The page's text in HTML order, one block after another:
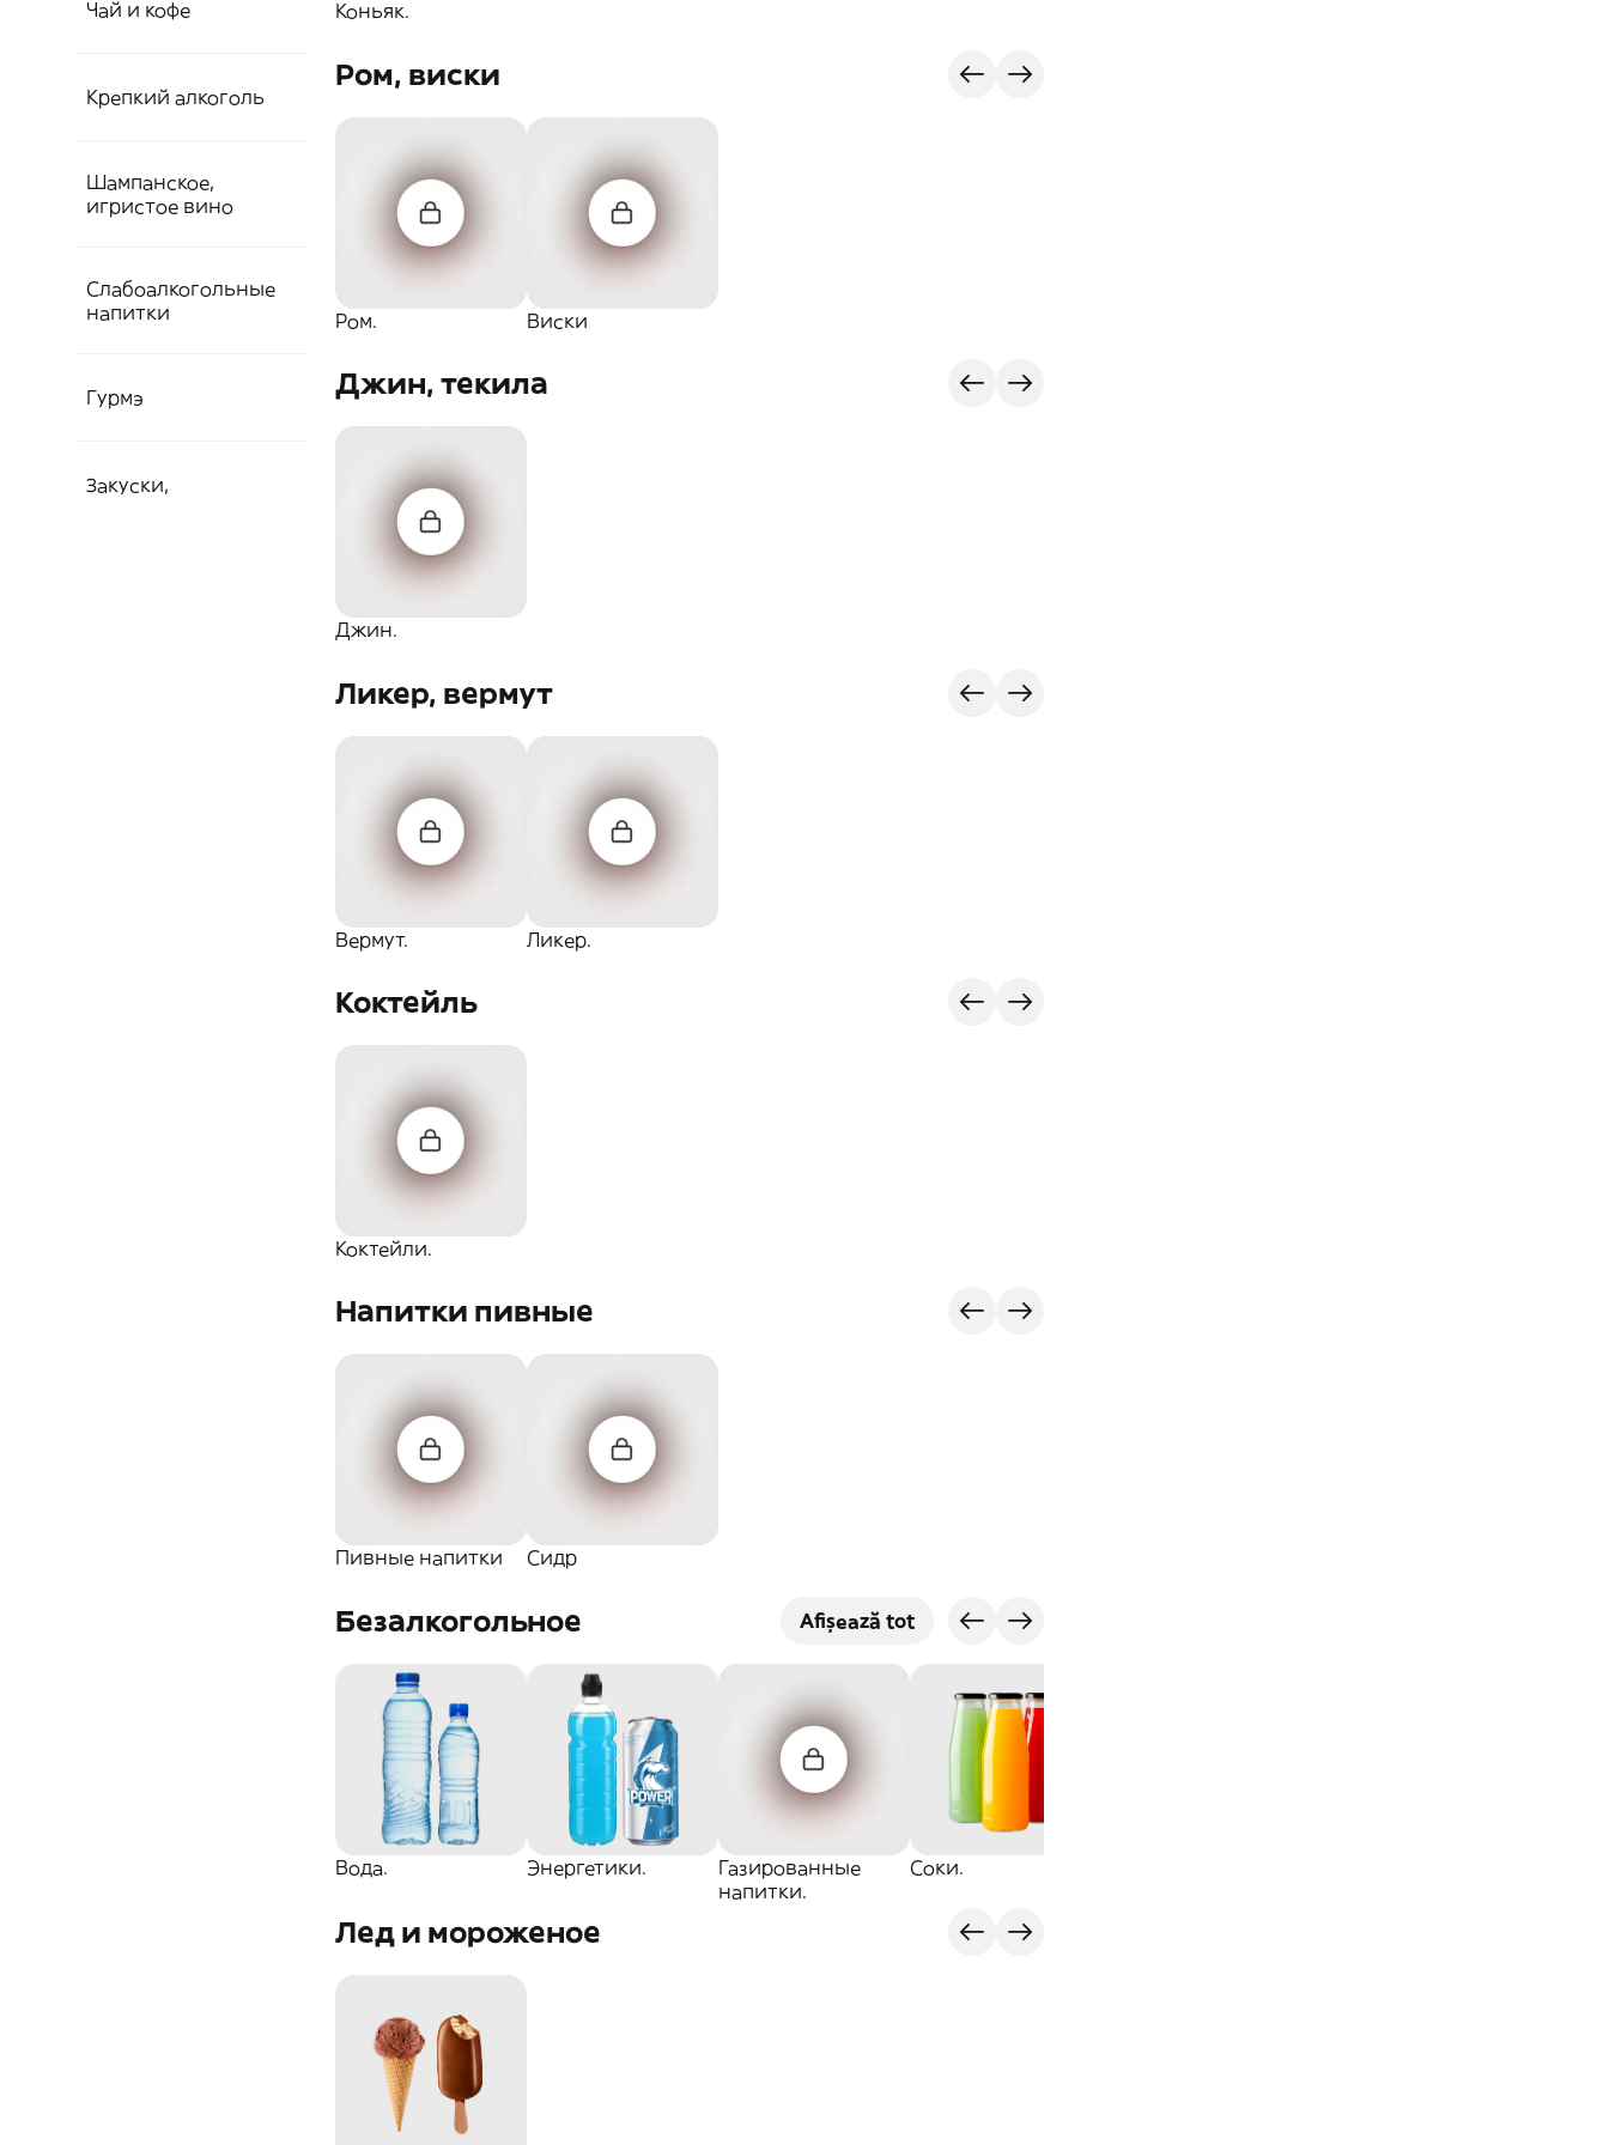
Холодные чаи и
свежие
Чипсы
Чипсы
Гренки и сухарики
Сухарики и гренки
Орехи и семечки
Чай и кофе
Чаи
Чай
Крепкий алкоголь
Настойки.
Шампанское,
игристое вино
Шампанское.
Слабоалкогольные
напитки
Саке, соджу.
Саке, соджу
Гурмэ
Гастрономия.
Закуски,
Коньяк.
Ром, виски
Ром. Виски
Джин, текила
Джин.
Ликер, вермут
Вермут. Ликер.
Коктейль
Коктейли.
Напитки пивные
Пивные напитки Сидр
Безалкогольное Afișează tot
Вода. Энергетики.
Газированные
напитки.
Соки.
Лед и мороженое